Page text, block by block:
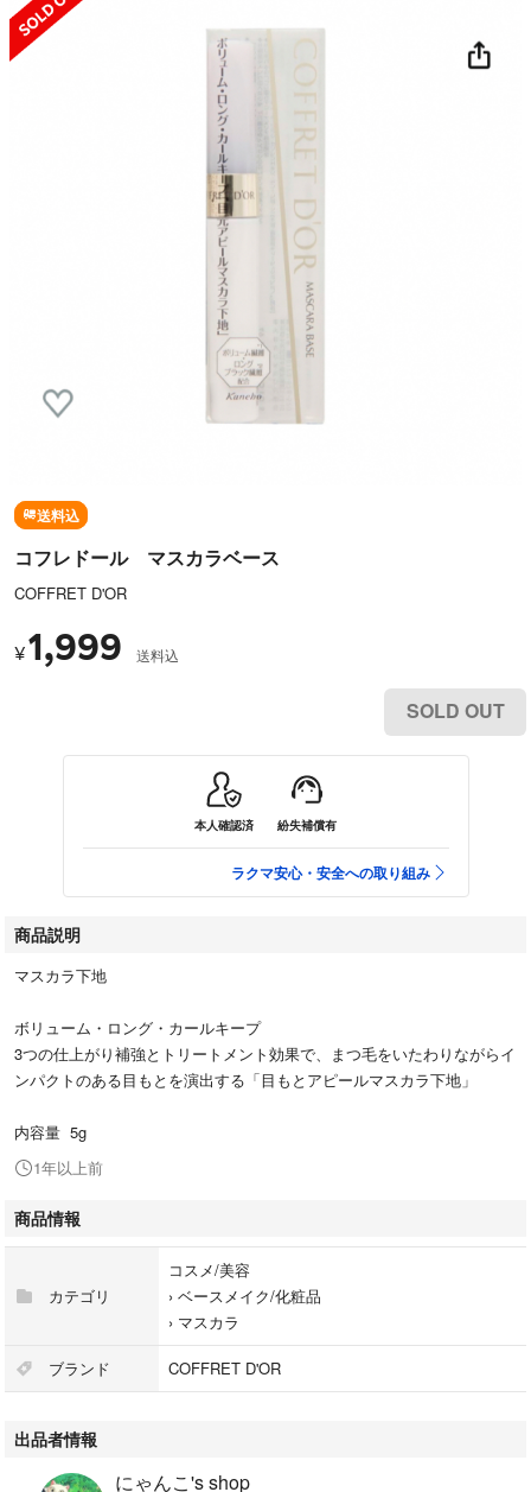
送料込
コフレドール マスカラベース
COFFRET D'OR
¥1,999 送料込
SOLD OUT
本人確認済 紛失補償有
ラクマ安心・安全への取り組み
商品説明
マスカラ下地
ボリューム・ロング・カールキープ
3つの仕上がり補強とトリートメント効果で、まつ毛をいたわりながらイ
ンパクトのある目もとを演出する「目もとアピールマスカラ下地」
内容量 5g
1年以上前
商品情報
カテゴリ
コスメ/美容
› ベースメイク/化粧品
› マスカラ
ブランド COFFRET D'OR
出品者情報
にゃんこ's shop